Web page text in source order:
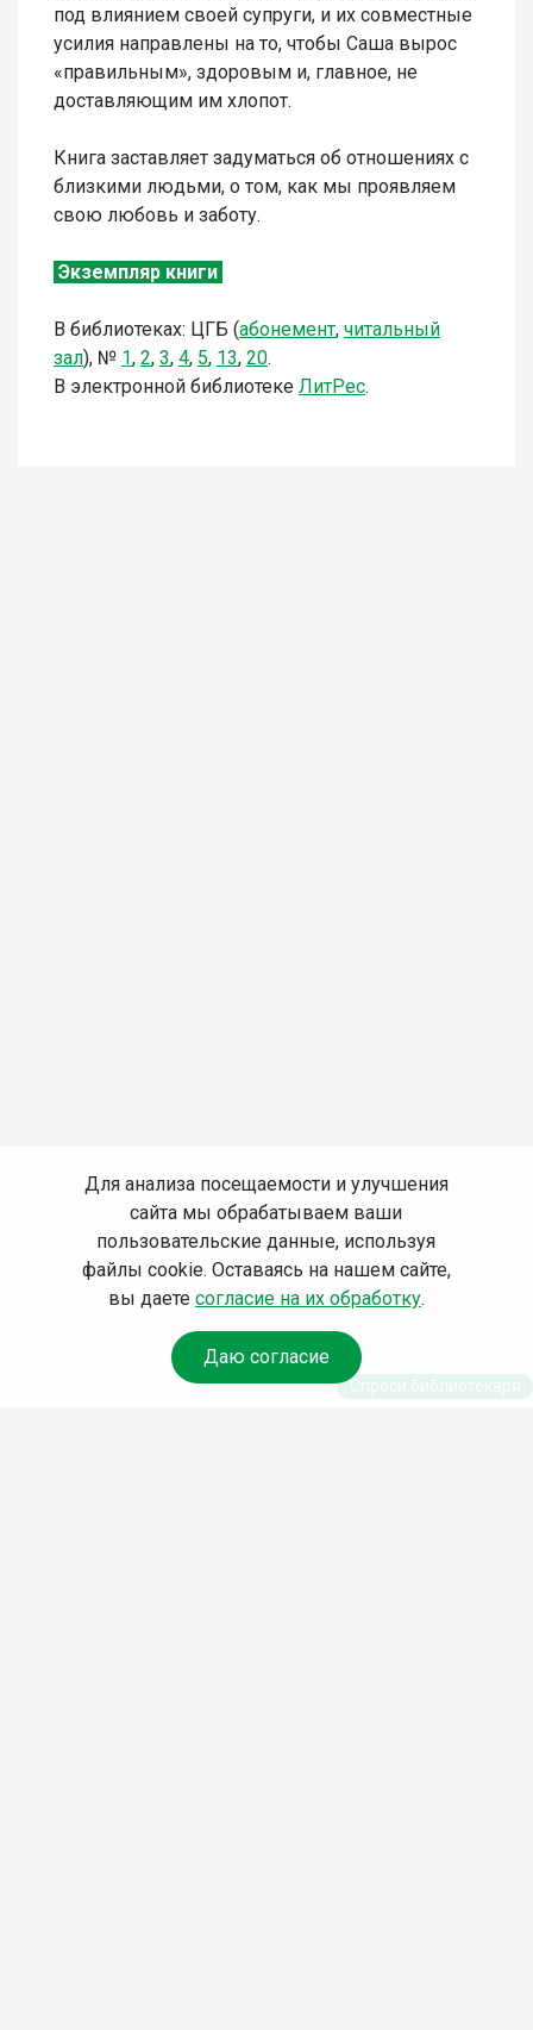
под влиянием своей супруги, и их совместные
усилия направлены на то, чтобы Саша вырос
«правильным», здоровым и, главное, не
доставляющим им хлопот.
Книга заставляет задуматься об отношениях с
близкими людьми, о том, как мы проявляем
свою любовь и заботу.
Экземпляр книги
В библиотеках: ЦГБ (абонемент, читальный
зал), № 1, 2, 3, 4, 5, 13, 20.
В электронной библиотеке Л итРес.
Для анализа посещаемости и улучшения
сайта мы обрабатываем ваши
пользовательские данные, используя
файлы cookie. Оставаясь на нашем сайте,
вы даете согласие на их обработку.
Даю согласие
Спроси библиотекаря